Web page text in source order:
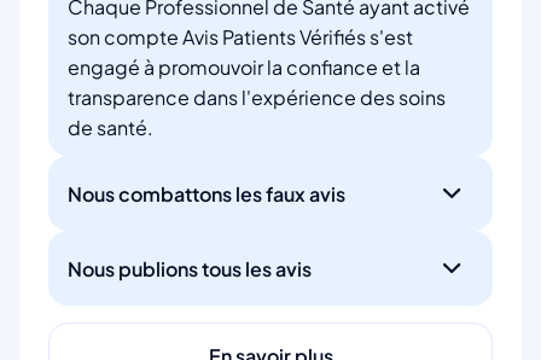
Chaque Professionnel de Santé ayant activé
son compte Avis Patients Vérifiés s'est
engagé à promouvoir la confiance et la
transparence dans l'expérience des soins
de santé.
Nous combattons les faux avis
Nous publions tous les avis